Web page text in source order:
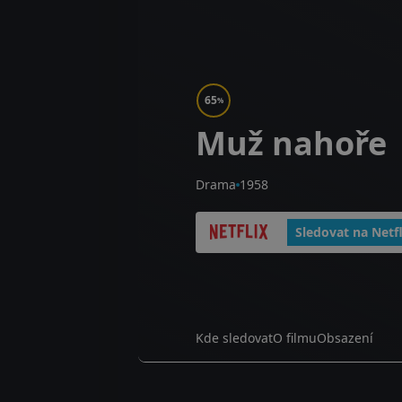
65%
Muž nahoře
Drama 1958
Sledovat na
Kde sledovatO filmuObsazení